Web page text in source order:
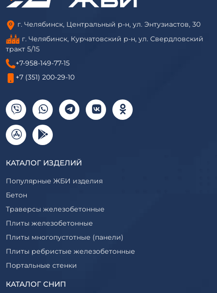
г. Челябинск, Центральный р-н, ул. Энтузиастов, 30
г. Челябинск, Курчатовский р-н, ул. Свердловский
тракт 5/15
+7-958-149-77-15
+7 (351) 200-29-10
КАТАЛОГ ИЗДЕЛИЙ
Популярные ЖБИ изделия
Бетон
Траверсы железобетонные
Плиты железобетонные
Плиты многопустотные (панели)
Плиты ребристые железобетонные
Портальные стенки
Прогоны железобетонные
КАТАЛОГ СНИП